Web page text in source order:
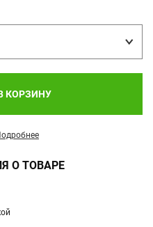
КОРЗИНУ
О ТОВАРЕ